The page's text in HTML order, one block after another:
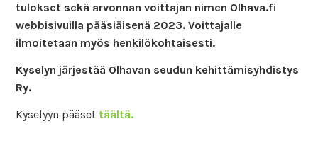
tulokset sekä arvonnan voittajan nimen Olhava.fi
webbisivuilla pääsiäisenä 2023. Voittajalle
ilmoitetaan myös henkilökohtaisesti.
Kyselyn järjestää Olhavan seudun kehittämisyhdistys
Ry.
Kyselyyn pääset täältä.